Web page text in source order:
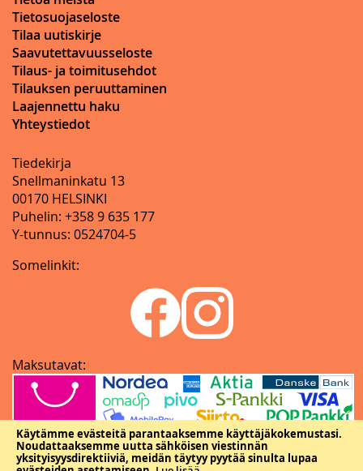
Käytämme evästeitä parantaaksemme käyttäjäkokemustasi.
Noudattaaksemme uutta sähköisen viestinnän
yksityisyysdirektiiviä, meidän täytyy pyytää sinulta lupaa
Tietosuojaseloste
Tilaa uutiskirje
Saavutettavuusseloste
Tilaus- ja toimitusehdot
Tilauksen peruuttaminen
Laajennettu haku
Yhteystiedot
Tiedekirja
Snellmaninkatu 13
00170 HELSINKI
Puhelin: +358 9 635 177
Y-tunnus: 0524704-5
Somelinkit:
Maksutavat: